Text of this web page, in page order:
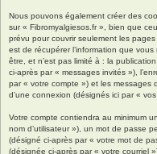
Nous pouvons également créer des
sur « Fibromyalgiesos.fr », bien que
prévu pour couvrir seulement les
est de récupérer l’information que
être, et n’est pas limité à : la
ci-après par « messages invités »),
par « votre compte ») et les messages
d’une connexion (désignés ici par «
Votre compte contiendra au minimum
nom d’utilisateur »), un mot de passe
(désigné ci-après par « votre mot de
(désignée ci-après par « votre courriel